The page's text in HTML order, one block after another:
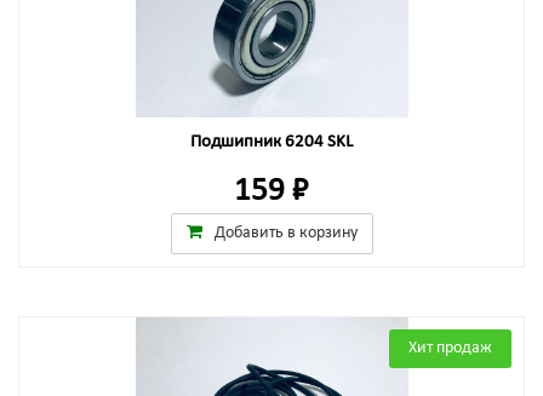
Подшипник 6204 SKL
159 ₽
Добавить в корзину
Хит продаж